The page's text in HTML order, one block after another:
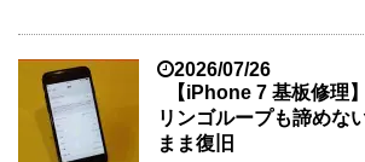
2026/07/26
【iPhone 7 基板修理
リンゴループも諦めな
まま復旧